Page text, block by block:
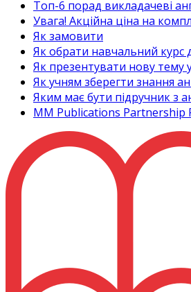
Топ-6 порад викладачеві
Увага! Акційна ціна на
Як замовити
Як обрати навчальний курс
Як презентувати нову тему
Як учням зберегти знання
Яким має бути підручник з
MM Publications Partnership